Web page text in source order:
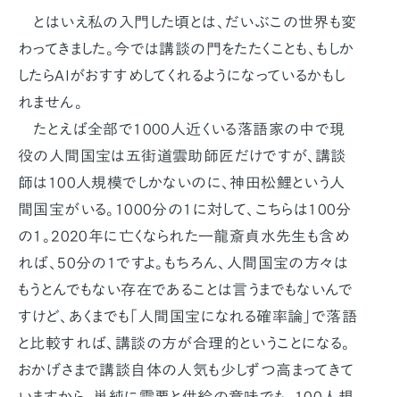
とはいえ私の入門した頃とは、だいぶこの世界も変
わってきました。今では講談の門をたたくことも、もしか
したらAIがおすすめしてくれるようになっているかもし
れません。
たとえば全部で1000人近くいる落語家の中で現
役の人間国宝は五街道雲助師匠だけですが、講談
師は100人規模でしかないのに、神田松鯉という人
間国宝がいる。1000分の1に対して、こちらは100分
の1。2020年に亡くなられた一龍斎貞水先生も含め
れば、50分の1ですよ。もちろん、人間国宝の方々は
もうとんでもない存在であることは言うまでもないんで
すけど、あくまでも「人間国宝になれる確率論」で落語
と比較すれば、講談の方が合理的ということになる。
おかげさまで講談自体の人気も少しずつ高まってきて